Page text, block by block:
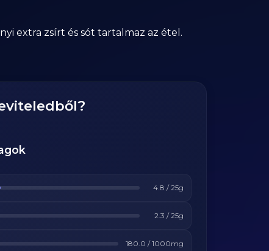
extra zsírt és sót tartalmaz az étel.
4.8 /25g
2.3 /25g
180.0 /1000mg